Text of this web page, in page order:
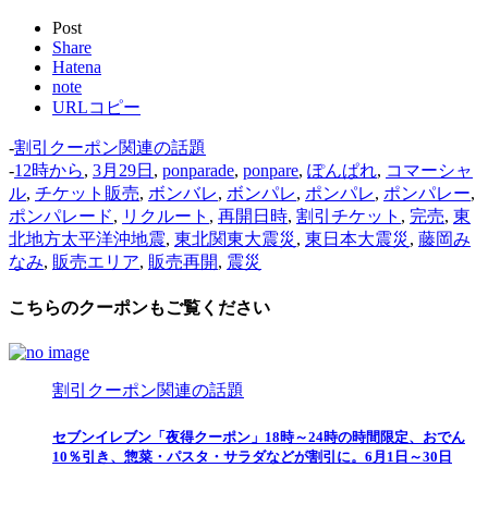
Post
Share
Hatena
note
URLコピー
-割引クーポン関連の話題
-12時から, 3月29日 , ponparade, ponpare, ぽんぱれ, コマーシャ
ル, チケット販売, ボンバレ, ボンパレ, ポンパレ, ポンパレー,
ポンパレード, リクルート , 再開日時, 割引チケット , 完売, 東
北地方太平洋沖地震, 東北関東大震災, 東日本大震災, 藤岡み
なみ, 販売エリア, 販売再開, 震災
こちらのクーポンもご覧ください
割引クーポン関連の話題
セブンイレブン「夜得クーポン」18時～24時の時間限定、おでん
10％引き、惣菜・パスタ・サラダなどが割引に。6月1日～30日